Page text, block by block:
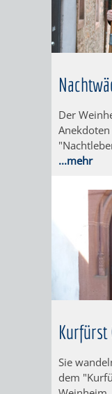
Der
...mehr
Sie
dem